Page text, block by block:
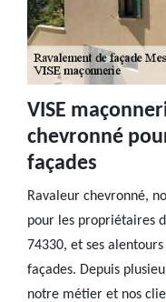
VISE
chevronné
façades
Ravaleur chevronné,
pour les propriétaires
74330, et ses
façades. Depuis
notre métier et nos